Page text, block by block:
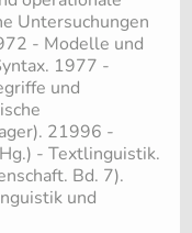
Untersuchungen
- Modelle und
1977 -
und
21996 -
- Textlinguistik.
Bd. 7).
und